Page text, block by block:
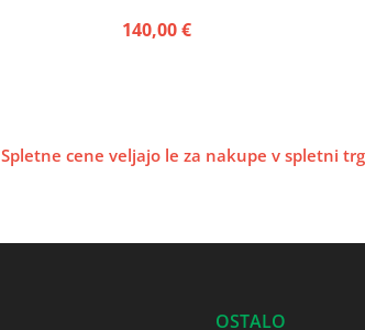
140,00 €
Spletne cene veljajo le za nakupe v spletni
OSTALO